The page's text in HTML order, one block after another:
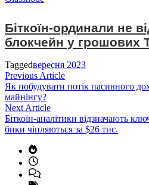
Біткоїн-ординали не
блокчейн у грошових
Taggedвересня 2023
Навігація
записів
Previous ArticlePrevious
article:
Як побудувати потік пасивного
майнінгу?
Next ArticleNext
article:
Біткоїн-аналітики відзначають
бики чіпляються за $26 тис.